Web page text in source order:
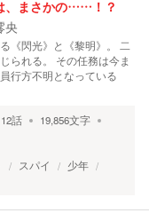
、まさかの……！？
央
《閃光》と《黎明》。 二
られる。 その任務は今ま
行方不明となっている
12話 19,856文字
スパイ
少年